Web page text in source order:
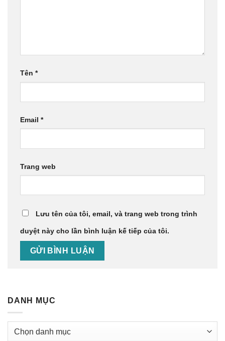
Tên *
Email *
Trang web
Lưu tên của tôi, email, và trang web trong trình
duyệt này cho lần bình luận kế tiếp của tôi.
DANH MỤC
Danh